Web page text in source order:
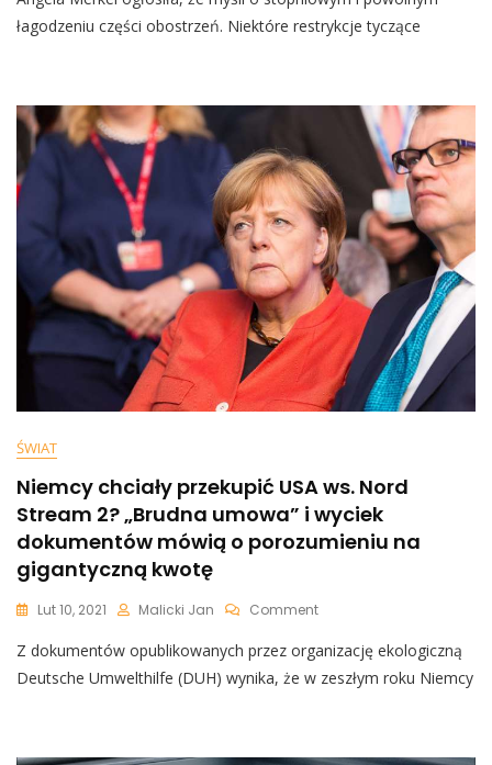
Lockdown?
Merkel
Części
Obostrzeń
łagodzeniu części obostrzeń. Niektóre restrykcje tyczące
ŚWIAT
Niemcy chciały przekupić USA ws. Nord
Stream 2? „Brudna umowa” i wyciek
dokumentów mówią o porozumieniu na
gigantyczną kwotę
Lut 10, 2021 Malicki Jan CommentOn
Chciały
Przekupić
Stream
Z dokumentów opublikowanych przez organizację ekologiczną
Deutsche Umwelthilfe (DUH) wynika, że w zeszłym roku Niemcy